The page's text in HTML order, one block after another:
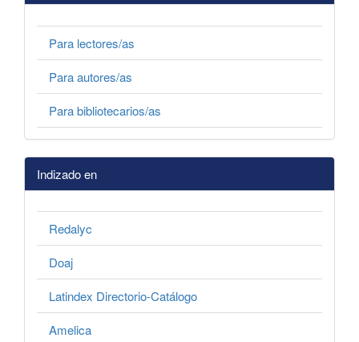
Para lectores/as
Para autores/as
Para bibliotecarios/as
Indizado en
Redalyc
Doaj
Latindex Directorio-Catálogo
Amelica